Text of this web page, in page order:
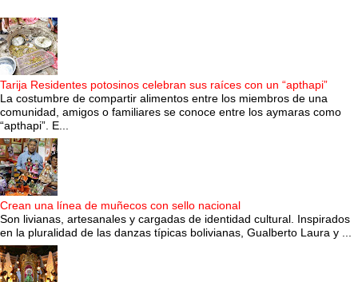
Tarija Residentes potosinos celebran sus raíces con un “apthapi”
La costumbre de compartir alimentos entre los miembros de una
comunidad, amigos o familiares se conoce entre los aymaras como
“apthapi”. E...
Crean una línea de muñecos con sello nacional
Son livianas, artesanales y cargadas de identidad cultural. Inspirados
en la pluralidad de las danzas típicas bolivianas, Gualberto Laura y ...